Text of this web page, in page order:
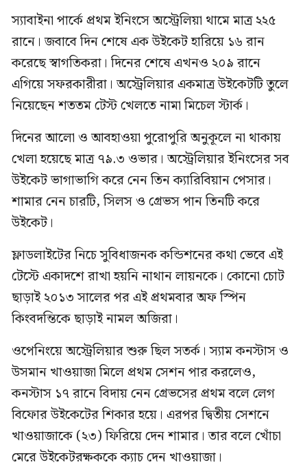
স্যাবাইনা পার্কে প্রথম ইনিংসে অস্ট্রেলিয়া থামে মাত্র ২২৫
রানে। জবাবে দিন শেষে এক উইকেট হারিয়ে ১৬ রান
করেছে স্বাগতিকরা। দিনের শেষে এখনও ২০৯ রানে
এগিয়ে সফরকারীরা। অস্ট্রেলিয়ার একমাত্র উইকেটটি তুলে
নিয়েছেন শততম টেস্ট খেলতে নামা মিচেল স্টার্ক।
দিনের আলো ও আবহাওয়া পুরোপুরি অনুকূলে না থাকায়
খেলা হয়েছে মাত্র ৭৯.৩ ওভার। অস্ট্রেলিয়ার ইনিংসের সব
উইকেট ভাগাভাগি করে নেন তিন ক্যারিবিয়ান পেসার।
শামার নেন চারটি, সিলস ও গ্রেভস পান তিনটি করে
উইকেট।
ফ্লাডলাইটের নিচে সুবিধাজনক কন্ডিশনের কথা ভেবে এই
টেস্টে একাদশে রাখা হয়নি নাথান লায়নকে। কোনো চোট
ছাড়াই ২০১৩ সালের পর এই প্রথমবার অফ স্পিন
কিংবদন্তিকে ছাড়াই নামল অজিরা।
ওপেনিংয়ে অস্ট্রেলিয়ার শুরু ছিল সতর্ক। স্যাম কনস্টাস ও
উসমান খাওয়াজা মিলে প্রথম সেশন পার করলেও,
কনস্টাস ১৭ রানে বিদায় নেন গ্রেভসের প্রথম বলে লেগ
বিফোর উইকেটের শিকার হয়ে। এরপর দ্বিতীয় সেশনে
খাওয়াজাকে (২৩) ফিরিয়ে দেন শামার। তার বলে খোঁচা
মেরে উইকেটরক্ষককে ক্যাচ দেন খাওয়াজা।